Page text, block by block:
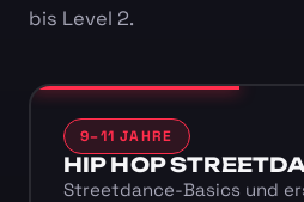
bis Level 2.
9–11 JAHRE
HIP HOP
Streetdance-Basics und